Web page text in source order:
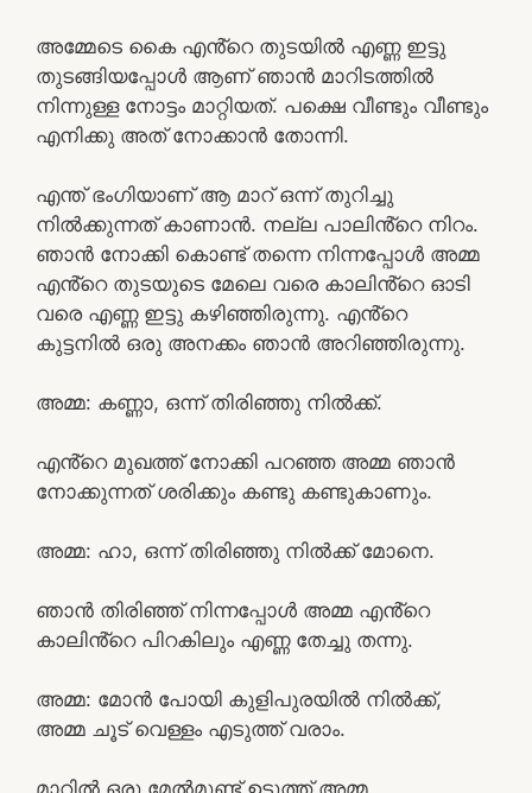
അമ്മേടെ കൈ എൻ്റെ തുടയിൽ എണ്ണ ഇട്ടു
തുടങ്ങിയപ്പോൾ ആണ് ഞാൻ മാറിടത്തിൽ
നിന്നുള്ള നോട്ടം മാറ്റിയത്. പക്ഷെ വീണ്ടും വീണ്ടും
എനിക്കു അത് നോക്കാൻ തോന്നി.
എന്ത് ഭംഗിയാണ് ആ മാറ് ഒന്ന് തുറിച്ചു
നിൽക്കുന്നത് കാണാൻ. നല്ല പാലിൻ്റെ നിറം.
ഞാൻ നോക്കി കൊണ്ട് തന്നെ നിന്നപ്പോൾ അമ്മ
എൻ്റെ തുടയുടെ മേലെ വരെ കാലിൻ്റെ ഓടി
വരെ എണ്ണ ഇട്ടു കഴിഞ്ഞിരുന്നു. എൻ്റെ
കുട്ടനിൽ ഒരു അനക്കം ഞാൻ അറിഞ്ഞിരുന്നു.
അമ്മ: കണ്ണാ, ഒന്ന് തിരിഞ്ഞു നിൽക്ക്.
എൻ്റെ മുഖത്ത് നോക്കി പറഞ്ഞ അമ്മ ഞാൻ
നോക്കുന്നത് ശരിക്കും കണ്ടു കണ്ടുകാണും.
അമ്മ: ഹാ, ഒന്ന് തിരിഞ്ഞു നിൽക്ക് മോനെ.
ഞാൻ തിരിഞ്ഞ് നിന്നപ്പോൾ അമ്മ എൻ്റെ
കാലിൻ്റെ പിറകിലും എണ്ണ തേച്ചു തന്നു.
അമ്മ: മോൻ പോയി കുളിപുരയിൽ നിൽക്ക്,
അമ്മ ചൂട് വെള്ളം എടുത്ത് വരാം.
മാറിൽ ഒരു മേൽമുണ്ട് ഉടുത്ത് അമ്മ